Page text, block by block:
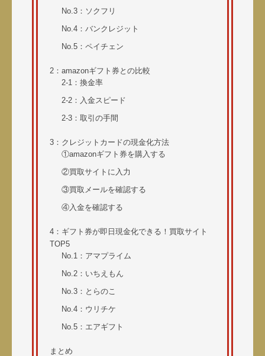
No.3：ソクフリ
No.4：バンクレジット
No.5：ペイチェン
2：amazonギフト券との比較
2-1：換金率
2-2：入金スピード
2-3：取引の手間
3：クレジットカードの現金化方法
①amazonギフト券を購入する
②買取サイトに入力
③買取メールを確認する
④入金を確認する
4：ギフト券が即日現金化できる！買取サイト
TOP5
No.1：アマプライム
No.2：いちえもん
No.3：とらのこ
No.4：ウリチケ
No.5：エアギフト
まとめ